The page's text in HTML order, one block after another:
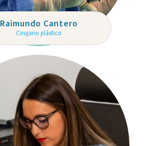
Raimundo Cantero
Cirujano plástico